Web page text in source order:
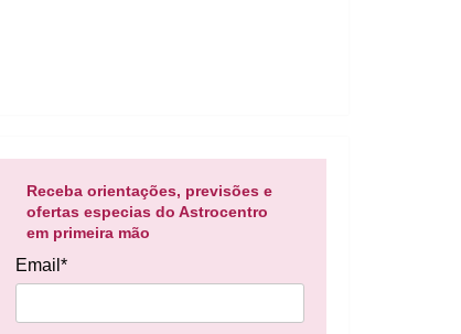
Receba orientações, previsões e
ofertas especias do Astrocentro
em primeira mão
Email*